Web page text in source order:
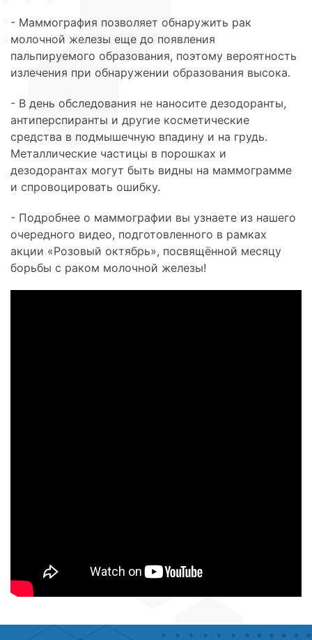
- Маммография позволяет обнаружить рак
молочной железы еще до появления
пальпируемого образования, поэтому вероятность
излечения при обнаружении образования высока.
- В день обследования не наносите дезодоранты,
антиперспиранты и другие косметические
средства в подмышечную впадину и на грудь.
Металлические частицы в порошках и
дезодорантах могут быть видны на маммограмме
и спровоцировать ошибку.
- Подробнее о маммографии вы узнаете из нашего
очередного видео, подготовленного в рамках
акции «Розовый октябрь», посвящённой месяцу
борьбы с раком молочной железы!